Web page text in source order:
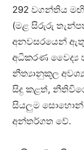
292 වගන්තිය
(මළ සිරුරු
අනවසරයෙන්
අධිකරණ වෛද්‍ය
නීත්‍යානුකූල
සිදු කළත්,
සියලුම සොහොන්
අන්තර්ගත වේ.